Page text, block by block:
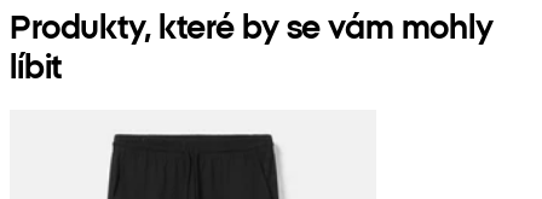
Produkty, které by se vám mohly
líbit